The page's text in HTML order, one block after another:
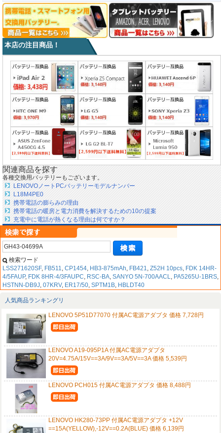
本店の注目商品！
関連商品を探す
各種交換用バッテリーもございます。
LENOVOノートPCバッテリーモデルナンバー
L18M4PE0
携帯電話の膨らみの理由
携帯電話の暖房と電力消費を解決するための10の提案
充電中に電話が熱くなる理由は何ですか？
検索ワード
LSS271620SF, FB511, CP1454, HB3-875mAh, FB421, Z52H 10pcs, FDK 14HR-
4/5FAUP, FDK 8HR-4/3FAUPC, RSC-BA, SANYO 5N-700AACL, PA5265U-1BRS,
HSTNN-DB9J, 07KRV, ER17/50, SPTM1B, HBLDT40
人気商品ランキングリ
LENOVO 5P51D77070 付属AC電源アダプタ 価格 7,728円
LENOVO A19-095P1A 付属AC電源アダプタ
20V=4.75A/15V==3A/9V==3A/5V==3A 価格 5,539円
LENOVO PCH015 付属AC電源アダプタ 価格 8,488円
LENOVO HK280-73PP 付属AC電源アダプタ +12V
==15A(YELLOW),-12V==0.2A(BLUE) 価格 6,139円